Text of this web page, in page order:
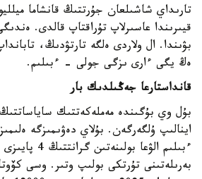
تارىداي شاشىلعان جۇرتتىڭ قانشاما
قيىرىندا عاسىرلاپ تۇراقتاپ قالدى.
بۋىندا. ال ولاردى ەلگە تارتۋدىڭ،
ەڭ يگى ءارى ىزگى جولى - ءبىلىم.
قانداستارعا جەڭىلدىك بار
بۇل وي بۇگىندە مەملەكەتتىك
اينالىپ ۇلگەرگەن. بۇلاي دەۋىمىزگە
ءبىلىم الۋعا